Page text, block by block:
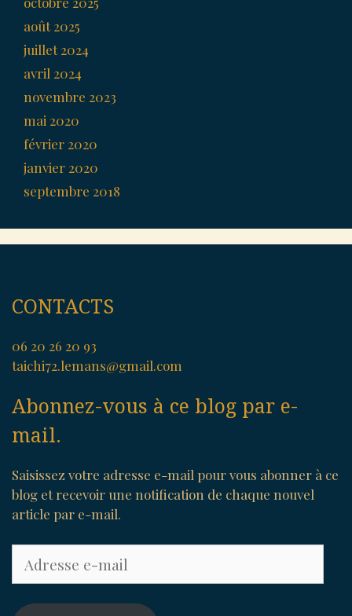
août 2025
juillet 2024
avril 2024
novembre 2023
mai 2020
février 2020
janvier 2020
septembre 2018
CONTACTS
06 20 26 20 93
taichi72.lemans@gmail.com
Abonnez-vous à ce blog par e-
mail.
Saisissez votre adresse e-mail pour vous abonner à ce
blog et recevoir une notification de chaque nouvel
article par e-mail.